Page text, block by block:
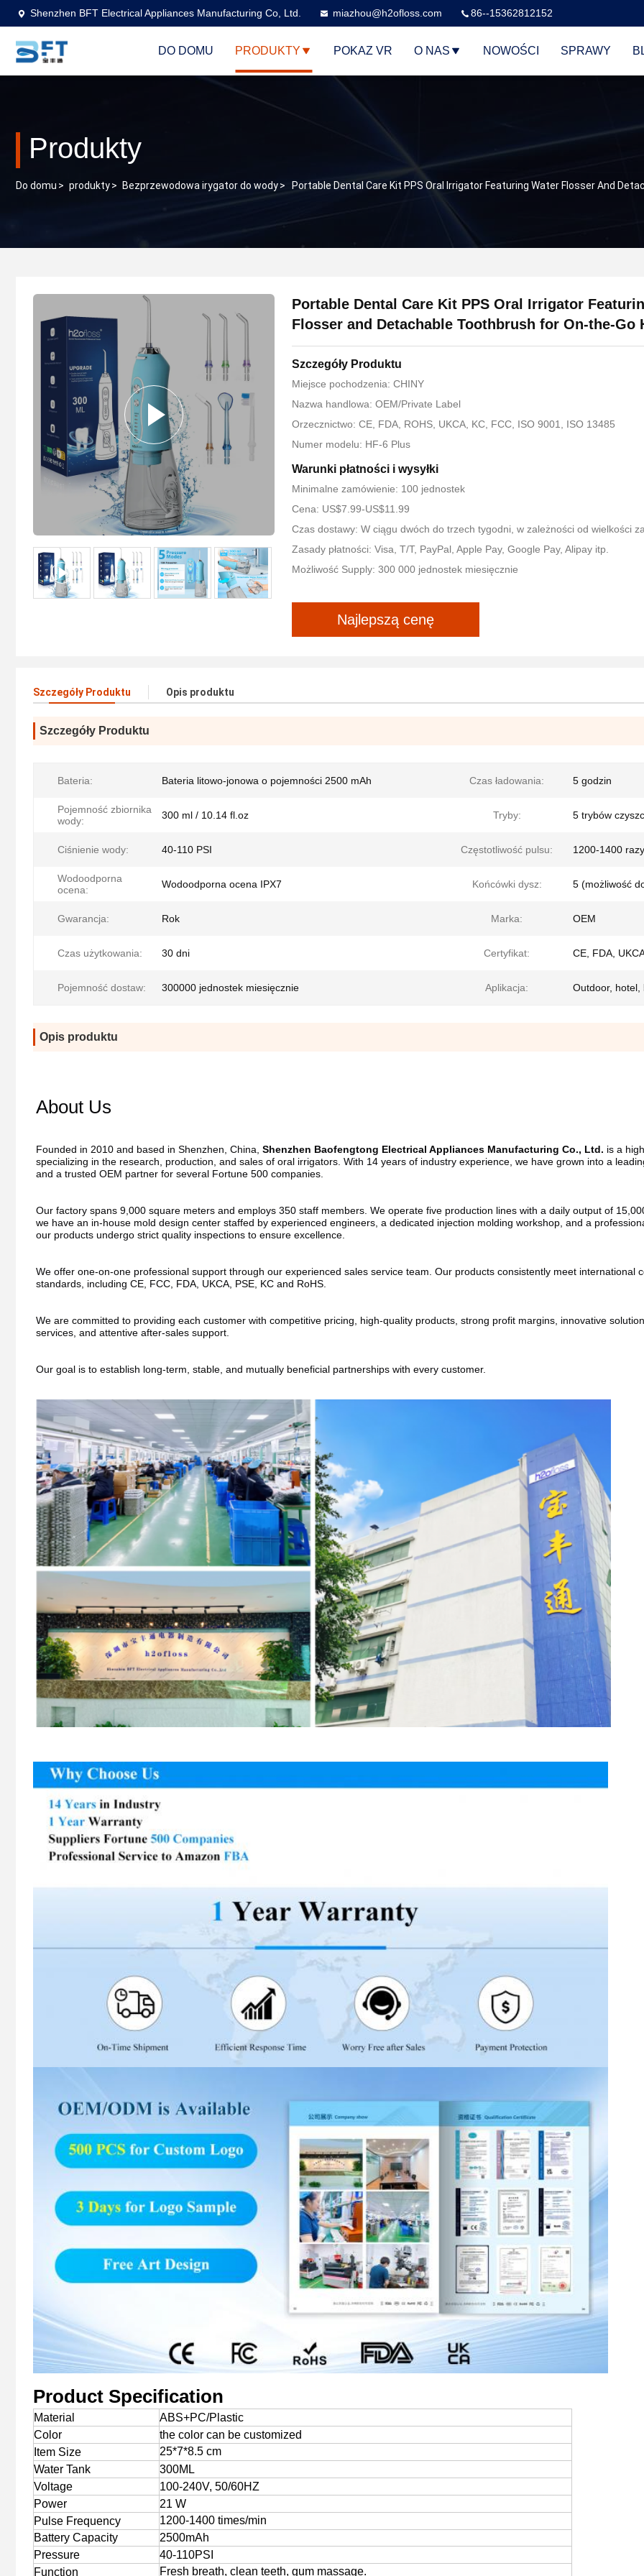
Shenzhen BFT Electrical Appliances Manufacturing Co, Ltd. miazhou@h2ofloss.com 86--15362812152
DO DOMU PRODUKTY POKAZ VR O NAS NOWOŚCI SPRAWY
Produkty
Do domu > produkty> Bezprzewodowa irygator do wody> Portable Dental Care Kit PPS Oral Irrigator Featuring Water Flosser And
Portable Dental Care Kit PPS Oral Irrigator
Flosser and Detachable Toothbrush for On-the-Go
Szczegóły Produktu
Miejsce pochodzenia: CHINY
Nazwa handlowa: OEM/Private Label
Orzecznictwo: CE, FDA, ROHS, UKCA, KC, FCC, ISO 9001, ISO 13485
Numer modelu: HF-6 Plus
Warunki płatności i wysyłki
Minimalne zamówienie: 100 jednostek
Cena: US$7.99-US$11.99
Czas dostawy: W ciągu dwóch do trzech tygodni, w zależności od wielkości
Zasady płatności: Visa, T/T, PayPal, Apple Pay, Google Pay, Alipay itp.
Możliwość Supply: 300 000 jednostek miesięcznie
Najlepszą cenę
Szczegóły Produktu Opis produktu
Szczegóły Produktu
Bateria: Bateria litowo-jonowa o pojemności 2500 mAh Czas ładowania: 5 godzin
Pojemność zbiornika
wody:
300 ml / 10.14 fl.oz Tryby: 5 trybów
Ciśnienie wody: 40-110 PSI Częstotliwość pulsu: 1200-1400
Wodoodporna
ocena:
Wodoodporna ocena IPX7 Końcówki dysz: 5 (możliwość
Gwarancja: Rok Marka: OEM
Czas użytkowania: 30 dni Certyfikat: CE, FDA,
Pojemność dostaw: 300000 jednostek miesięcznie Aplikacja: Outdoor, hotel,
Opis produktu
About Us
Founded in 2010 and based in Shenzhen, China, Shenzhen Baofengtong Electrical Appliances Manufacturing Co., Ltd. is a
specializing in the research, production, and sales of oral irrigators. With 14 years of industry experience, we have grown into a
and a trusted OEM partner for several Fortune 500 companies.
Our factory spans 9,000 square meters and employs 350 staff members. We operate five production lines with a daily output of
we have an in-house mold design center staffed by experienced engineers, a dedicated injection molding workshop, and a
our products undergo strict quality inspections to ensure excellence.
We offer one-on-one professional support through our experienced sales service team. Our products consistently meet international
standards, including CE, FCC, FDA, UKCA, PSE, KC and RoHS.
We are committed to providing each customer with competitive pricing, high-quality products, strong profit margins, innovative
services, and attentive after-sales support.
Our goal is to establish long-term, stable, and mutually beneficial partnerships with every customer.
Product Specification
Material
ABS+PC/Plastic
Color
the color can be customized
Item Size
25*7*8.5 cm
Water Tank
300ML
Voltage
100-240V, 50/60HZ
Power
21 W
Pulse Frequency
1200-1400 times/min
Battery Capacity
2500mAh
Pressure
40-110PSI
Function
Fresh breath, clean teeth, gum massage.